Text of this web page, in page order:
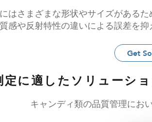
はさまざまな形状やサイズがある
感や反射特性の違いによる誤差を抑
Get
に適したソリューシ
キャンディ類の品質管理にお